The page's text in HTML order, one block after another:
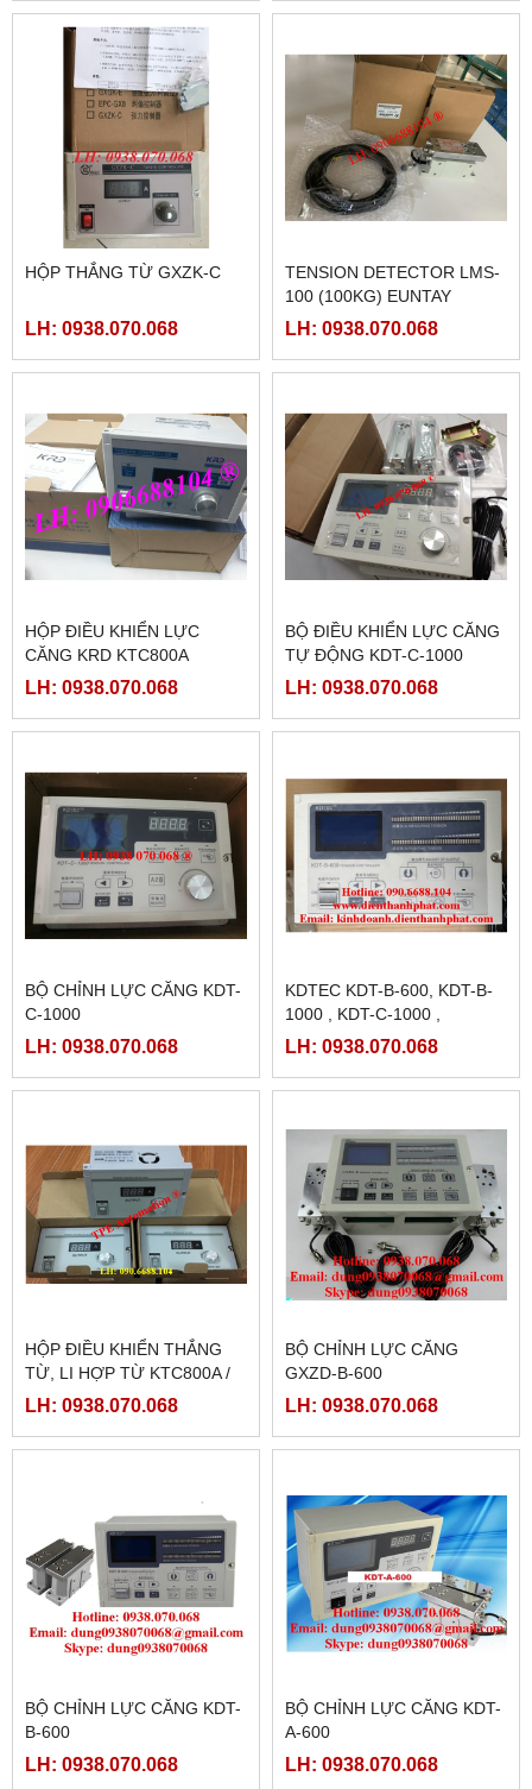
HỘP THẮNG TỪ GXZK-C
LH: 0938.070.068
TENSION DETECTOR LMS-
100 (100KG) EUNTAY
LH: 0938.070.068
HỘP ĐIỀU KHIỂN LỰC
CĂNG KRD KTC800A
LH: 0938.070.068
BỘ ĐIỀU KHIỂN LỰC CĂNG
TỰ ĐỘNG KDT-C-1000
LH: 0938.070.068
BỘ CHỈNH LỰC CĂNG KDT-
C-1000
LH: 0938.070.068
KDTEC KDT-B-600, KDT-B-
1000 , KDT-C-1000 ,
TENSION CONTROLLER ,
LH: 0938.070.068
HỘP ĐIỀU KHIỂN THẮNG
TỪ, LI HỢP TỪ KTC800A /
KD200A
LH: 0938.070.068
BỘ CHỈNH LỰC CĂNG
GXZD-B-600
LH: 0938.070.068
BỘ CHỈNH LỰC CĂNG KDT-
B-600
LH: 0938.070.068
BỘ CHỈNH LỰC CĂNG KDT-
A-600
LH: 0938.070.068